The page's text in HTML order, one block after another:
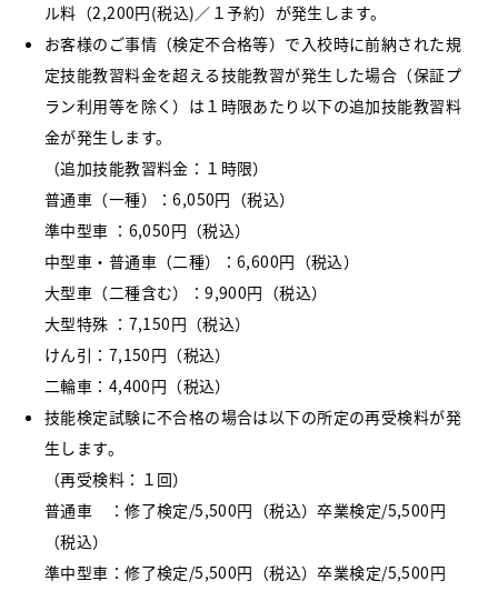
ル料（2,200円(税込)／１予約）が発生します。
お客様のご事情（検定不合格等）で入校時に前納された規
定技能教習料金を超える技能教習が発生した場合（保証プ
ラン利用等を除く）は１時限あたり以下の追加技能教習料
金が発生します。
（追加技能教習料金：１時限）
普通車（一種）：6,050円（税込）
準中型車 ：6,050円（税込）
中型車・普通車（二種）：6,600円（税込）
大型車（二種含む）：9,900円（税込）
大型特殊 ：7,150円（税込）
けん引：7,150円（税込）
二輪車：4,400円（税込）
技能検定試験に不合格の場合は以下の所定の再受検料が発
生します。
（再受検料：１回）
普通車 ：修了検定/5,500円（税込）卒業検定/5,500円
（税込）
準中型車：修了検定/5,500円（税込）卒業検定/5,500円